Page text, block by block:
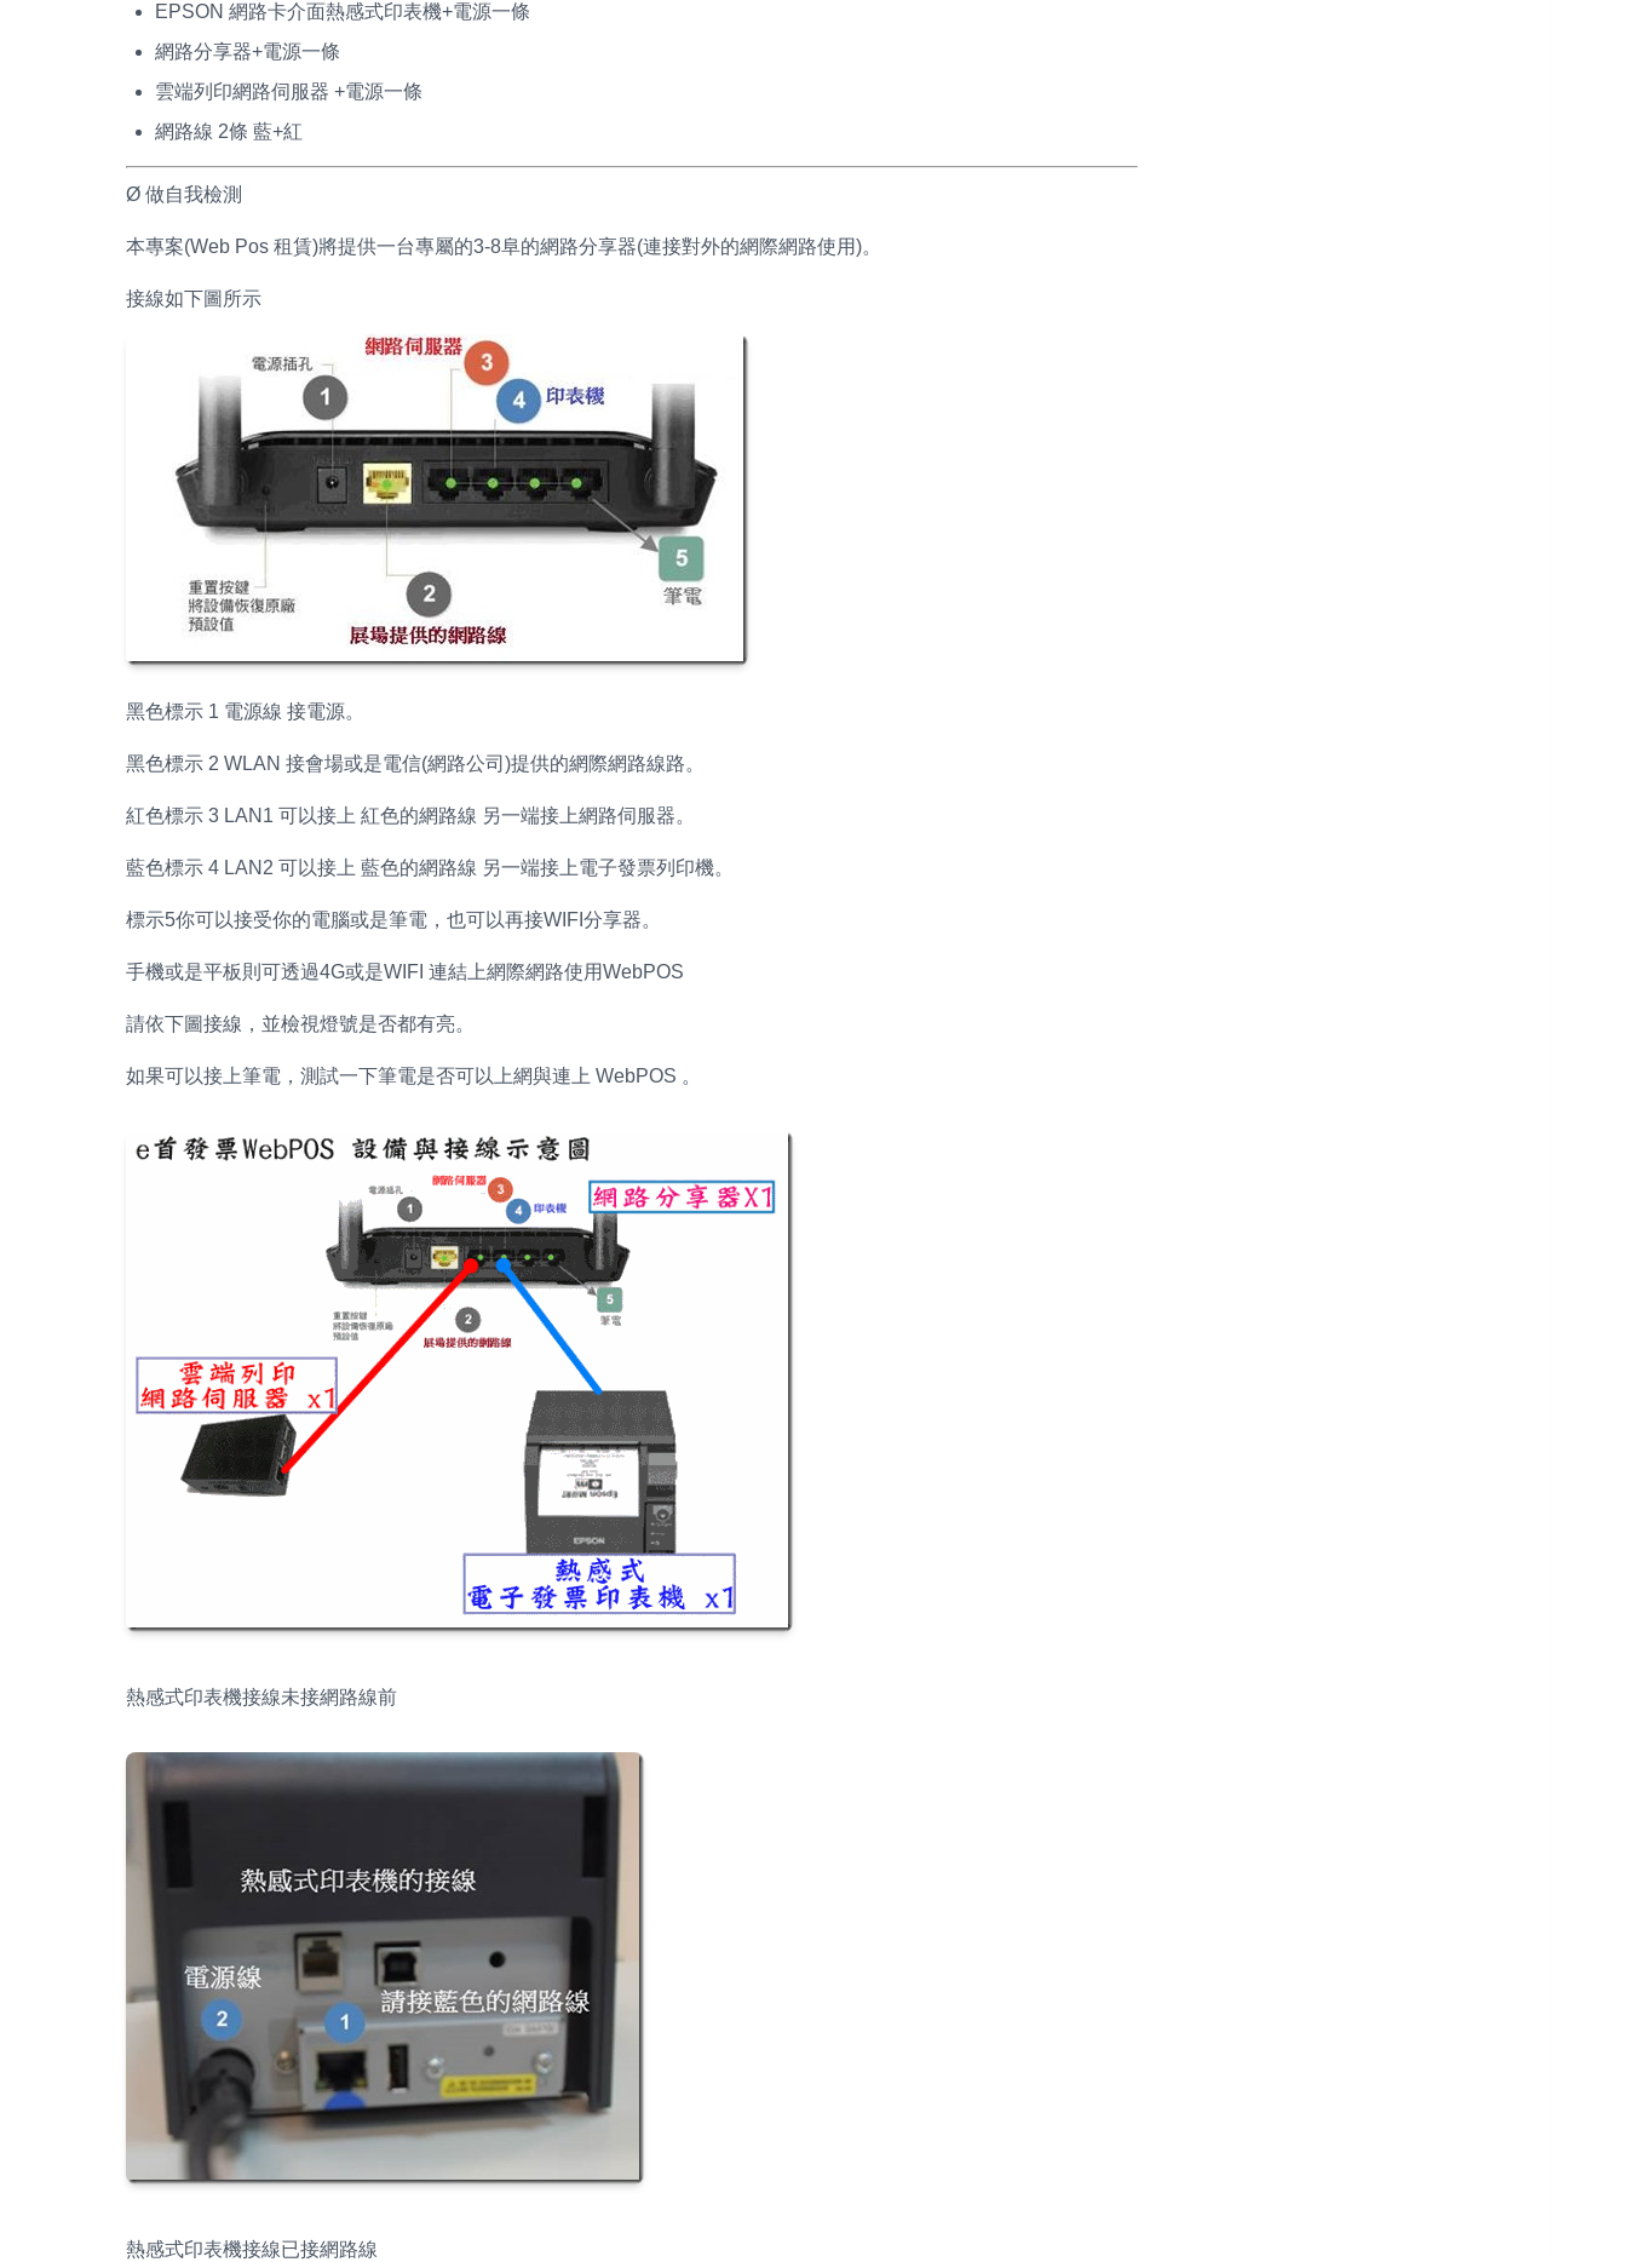
EPSON 網路卡介面熱感式印表機+電源一條
網路分享器+電源一條
雲端列印網路伺服器 +電源一條
網路線 2條 藍+紅
Ø 做自我檢測
本專案(Web Pos 租賃)將提供一台專屬的3-8阜的網路分享器(連接對外的網際網路使用)。
接線如下圖所示
黑色標示 1 電源線 接電源。
黑色標示 2 WLAN 接會場或是電信(網路公司)提供的網際網路線路。
紅色標示 3 LAN1 可以接上 紅色的網路線 另一端接上網路伺服器。
藍色標示 4 LAN2 可以接上 藍色的網路線 另一端接上電子發票列印機。
標示5你可以接受你的電腦或是筆電，也可以再接WIFI分享器。
手機或是平板則可透過4G或是WIFI 連結上網際網路使用WebPOS
請依下圖接線，並檢視燈號是否都有亮。
如果可以接上筆電，測試一下筆電是否可以上網與連上 WebPOS 。
熱感式印表機接線未接網路線前
熱感式印表機接線已接網路線